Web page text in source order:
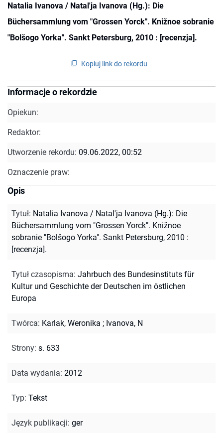
Natalia Ivanova / Natal'ja Ivanova (Hg.): Die
Büchersammlung vom "Grossen Yorck". Knižnoe sobranie
"Bolšogo Yorka". Sankt Petersburg, 2010 : [recenzja].
Kopiuj link do rekordu
Informacje o rekordzie
Opiekun:
Redaktor:
Utworzenie rekordu: 09.06.2022, 00:52
Oznaczenie praw:
Opis
Tytuł: Natalia Ivanova / Natal'ja Ivanova (Hg.): Die
Büchersammlung vom "Grossen Yorck". Knižnoe
sobranie "Bolšogo Yorka". Sankt Petersburg, 2010 :
[recenzja].
Tytuł czasopisma: Jahrbuch des Bundesinstituts für
Kultur und Geschichte der Deutschen im östlichen
Europa
Twórca: Karlak, Weronika ; Ivanova, N
Strony: s. 633
Data wydania: 2012
Typ: Tekst
Język publikacji: ger